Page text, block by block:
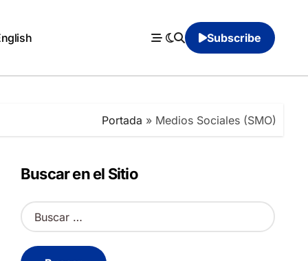
Subscribe
Portada » Medios Sociales (SMO)
Buscar en el Sitio
B
u
c